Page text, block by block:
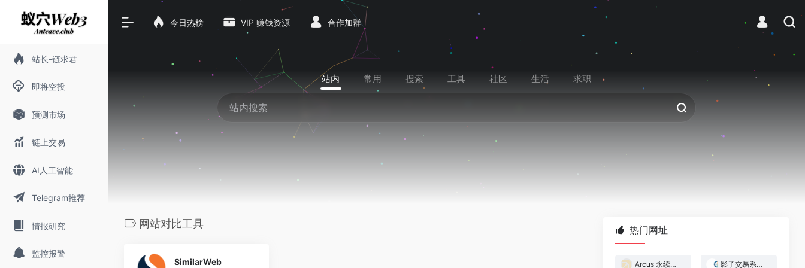
站长-链求君
即将空投
预测市场
链上交易
AI人工智能
Telegram推荐
情报研究
监控报警
今日热榜 VIP 赚钱资源 合作加群
站内 常用 搜索 工具 社区 生活 求职
网站对比工具
SimilarWeb
热门网址
Arcus 永续合约交易所 影子交易系统 — 跟着做市商赚钱